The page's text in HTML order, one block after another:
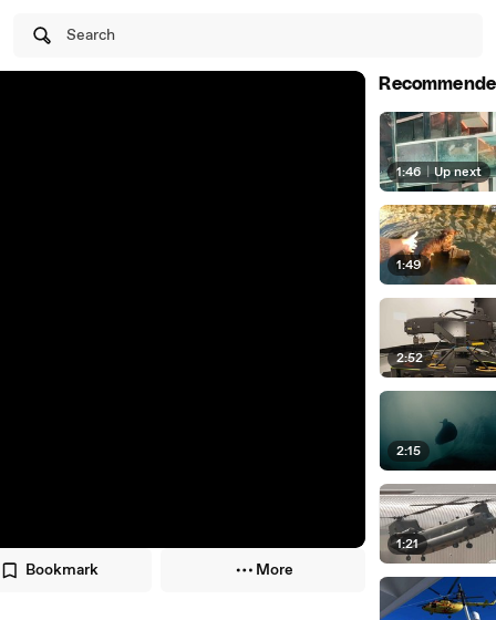
Search
Bookmark More
1:46 | Up next
1:49
2:52
2:15
1:21